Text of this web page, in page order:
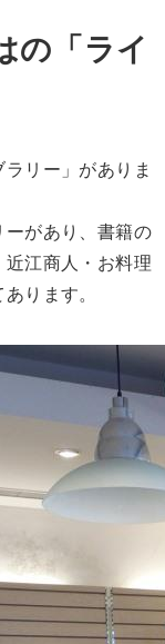
の「ライ
リー」がありま
があり、書籍の
江商人・お料理
ります。